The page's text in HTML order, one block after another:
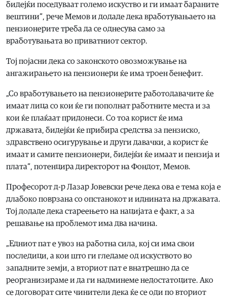
бидејќи поседуваат големо искуство и ги имаат бараните
вештини“, рече Мемов и додаде дека вработувањаето на
пензионерите треба да се однесува само за
вработувањата во приватниот сектор.
Тој појасни дека со законското овозможување на
ангажирањето на пензионери ќе има троен бенефит.
„Со вработувањето на пензионерите работодавачите ќе
имаат лица со кои ќе ги пополнат работните места и за
кои ќе плаќаат придонеси. Со тоа корист ќе има
државата, бидејќи ќе прибира средства за пензиско,
здравствено осигурување и други давачки, а корист ќе
имаат и самите пензионери, бидејќи ќе имаат и пензија и
плата“, потенцира директорот на Фондот, Мемов.
Професорот д-р Лазар Јовевски рече дека ова е тема која е
длабоко поврзана со опстанокот и иднината на државата.
Тој додаде дека стареењето на нацијата е факт, а за
решавање на проблемот има два начина.
„Едниот пат е увоз на работна сила, кој си има свои
последици, а кои што ги гледаме од искуството во
западните земји, а вториот пат е внатрешно да се
реорганизираме и да ги надминеме недостатоците. Ако
се договорат сите чинители дека ќе се оди по вториот